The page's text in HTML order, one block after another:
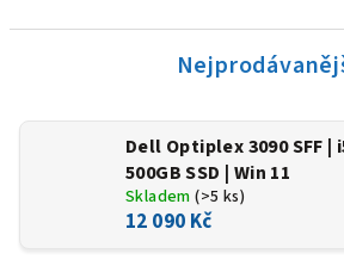
Dell Optiplex 3090 SFF |
500GB SSD | Win 11
Skladem(>5 ks)
12 090 Kč